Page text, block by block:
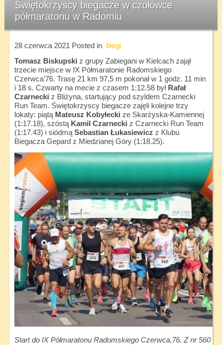
Świętokrzyscy biegacze w czołówce
półmaratonu w Radomiu
28 czerwca 2021Posted in
biegi
Tomasz Biskupski z grupy Zabiegani w Kielcach zajął
trzecie miejsce w IX Półmaratonie Radomskiego
Czerwca’76. Trasę 21 km 97,5 m pokonał w 1 godz. 11 min
i 18 s. Czwarty na mecie z czasem 1:12.58 był Rafał
Czarnecki z Bliżyna, startujący pod szyldem Czarnecki
Run Team. Świętokrzyscy biegacze zajęli kolejne trzy
lokaty: piątą Mateusz Kobyłecki ze Skarżyska-Kamiennej
(1:17.18), szóstą Kamil Czarnecki z Czarnecki Run Team
(1:17.43) i siódmąSebastian Łukasiewicz z Klubu
Biegacza Gepard z Miedzianej Góry (1:18.25).
Start do IX Półmaratonu Radomskiego Czerwca,76. Z nr 560